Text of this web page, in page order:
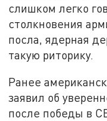
слишком легко
столкновения
посла, ядерная
такую риторику.
Ранее
заявил об
после победы в